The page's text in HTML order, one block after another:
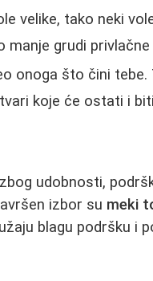
velike, tako neki
grudi privlačne
onoga što čini tebe.
koje će ostati i
udobnosti,
izbor su meki
blagu podršku i